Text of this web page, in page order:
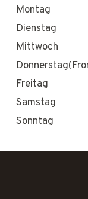
Montag
Dienstag
Mittwoch
Freitag
Samstag
Sonntag